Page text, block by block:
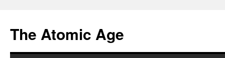
content
The Atomic Age